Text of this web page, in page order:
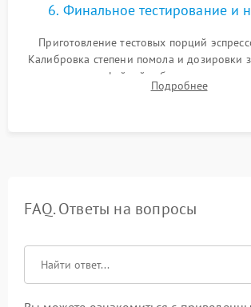
6. Финальное тестирование и
Приготовление тестовых порций
Калибровка степени помола и дозировки
плотности кофейной таблетки,
качества молочной пены. Контроль
Подробнее
FAQ. Ответы на вопросы